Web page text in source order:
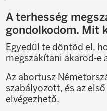
A terhesség
gondolkodom. Mit
Egyedül te döntöd el,
megszakítani akarod-e
Az abortusz
szabályozott, és az
elvégezhető.